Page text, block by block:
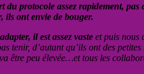
du protocole assez rapidement,
ils ont envie de bouger.
il est assez vaste et puis nous
tenir, d’autant qu’ils ont des
être peu élevée…et tous les